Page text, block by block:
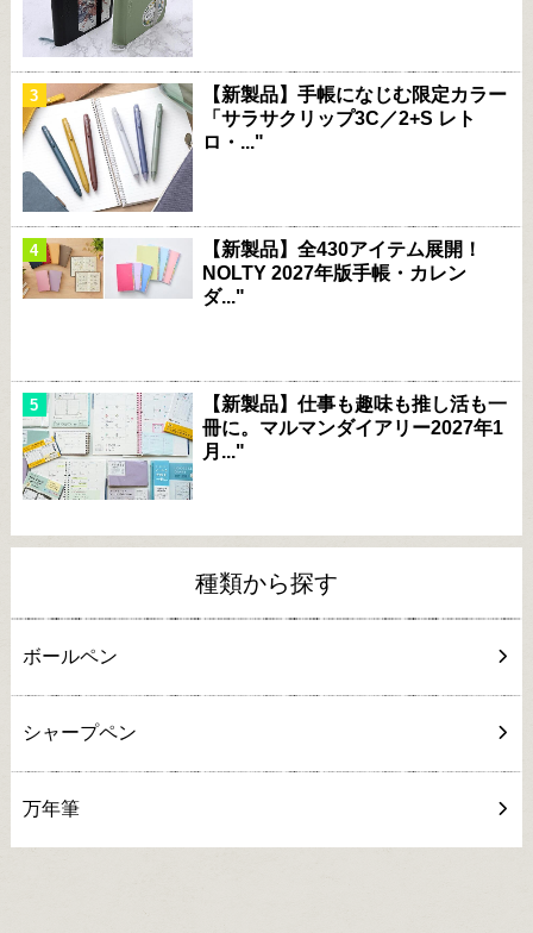
【新製品】手帳になじむ限定カラー
「サラサクリップ3C／2+S レト
ロ・..."
【新製品】全430アイテム展開！
NOLTY 2027年版手帳・カレン
ダ..."
【新製品】仕事も趣味も推し活も一
冊に。マルマンダイアリー2027年1
月..."
種類から探す
ボールペン
シャープペン
万年筆